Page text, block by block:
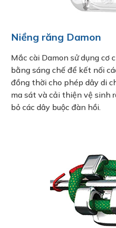
Niềng răng Damon
Mắc cài Damon sử dụng cơ
bằng sáng chế để kết nối
đồng thời cho phép dây di
ma sát và cải thiện vệ sinh
bỏ các dây buộc đàn hồi.